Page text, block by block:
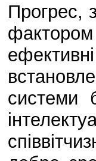
Прогрес,
системи